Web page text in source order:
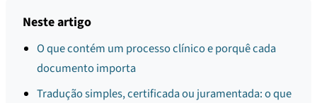
Neste artigo
O que contém um processo clínico e porquê cada
documento importa
Tradução simples, certificada ou juramentada: o que